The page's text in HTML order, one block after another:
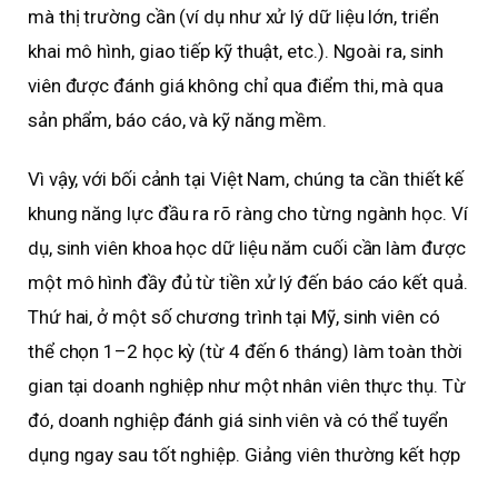
mà thị trường cần (ví dụ như xử lý dữ liệu lớn, triển
khai mô hình, giao tiếp kỹ thuật, etc.). Ngoài ra, sinh
viên được đánh giá không chỉ qua điểm thi, mà qua
sản phẩm, báo cáo, và kỹ năng mềm.
Vì vậy, với bối cảnh tại Việt Nam, chúng ta cần thiết kế
khung năng lực đầu ra rõ ràng cho từng ngành học. Ví
dụ, sinh viên khoa học dữ liệu năm cuối cần làm được
một mô hình đầy đủ từ tiền xử lý đến báo cáo kết quả.
Thứ hai, ở một số chương trình tại Mỹ, sinh viên có
thể chọn 1–2 học kỳ (từ 4 đến 6 tháng) làm toàn thời
gian tại doanh nghiệp như một nhân viên thực thụ. Từ
đó, doanh nghiệp đánh giá sinh viên và có thể tuyển
dụng ngay sau tốt nghiệp. Giảng viên thường kết hợp